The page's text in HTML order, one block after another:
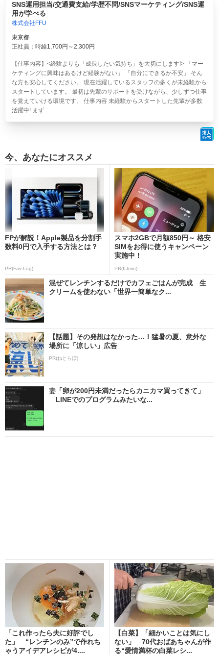
SNS運用担当/交通費支給/学歴不問/SNSマーケティング/SNS運
用が学べる
株式会社FFU
東京都
正社員：時給1,700円～2,300円
【仕事内容】<経験よりも「成長したい気持ち」を大切にします!> 「マー
ケティングに興味はあるけど経験がない」 「自分にできるか不安」 そん
な方も安心してください。 現在活躍しているスタッフの多くが未経験から
スタートしています。 最初は先輩のサポートを受けながら、少しずつ仕事
を覚えていける環境です。 仕事内容 未経験からスタートした先輩が多数
活躍中! まず...
今、あなたにオススメ
FPが解説！Apple製品を分割手
数料0円で入手する方法とは？
PR(Fav-Log)
スマホ2GBで月額850円～ 格安
SIMをお得に使うキャンペーン
実施中！
PR(IIJmio)
混ぜてレンチンするだけでカフェごはんが完成 生
クリームを使わない「世界一簡単なク...
【話題】その発想はなかった…！猛暑の夏、意外な
場所に「涼しい」広告
PR(ねとらぼ)
妻「卵が200円未満だったらカニカマ買ってきて」
LINEでのプログラムみたいな...
「これ作ったら夫に好評でし
た」 “レンチンのみ”で作れち
ゃうアイデアレシピが4....
【白菜】「細かいことは気にし
ない」 70代おばあちゃんが作
る“愛情満杯の白菜レシ...